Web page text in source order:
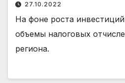
27.10.2022
На фоне роста
объемы налоговых
региона.